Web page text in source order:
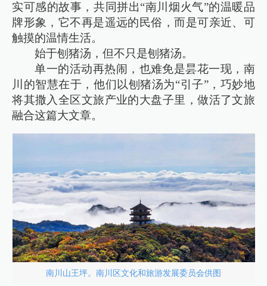
实可感的故事，共同拼出“南川烟火气”的温暖品
牌形象，它不再是遥远的民俗，而是可亲近、可
触摸的温情生活。
始于刨猪汤，但不只是刨猪汤。
单一的活动再热闹，也难免是昙花一现，南
川的智慧在于，他们以刨猪汤为“引子”，巧妙地
将其撒入全区文旅产业的大盘子里，做活了文旅
融合这篇大文章。
南川山王坪。南川区文化和旅游发展委员会供图